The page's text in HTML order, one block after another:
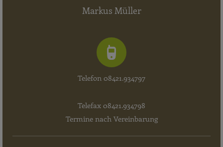
Markus Müller
Telefon 08421.934797
Telefax 08421.934798
Termine nach Vereinbarung